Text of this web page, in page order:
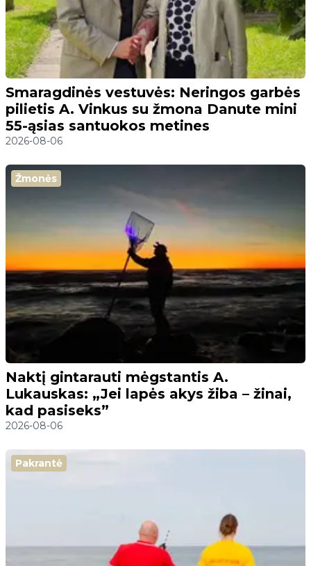
Smaragdinės vestuvės: Neringos garbės
pilietis A. Vinkus su žmona Danute mini
55-ąsias santuokos metines
2026-08-06
Žmonės
Naktį gintarauti mėgstantis A.
Lukauskas: „Jei lapės akys žiba – žinai,
kad pasiseks”
2026-08-06
Pakrantė